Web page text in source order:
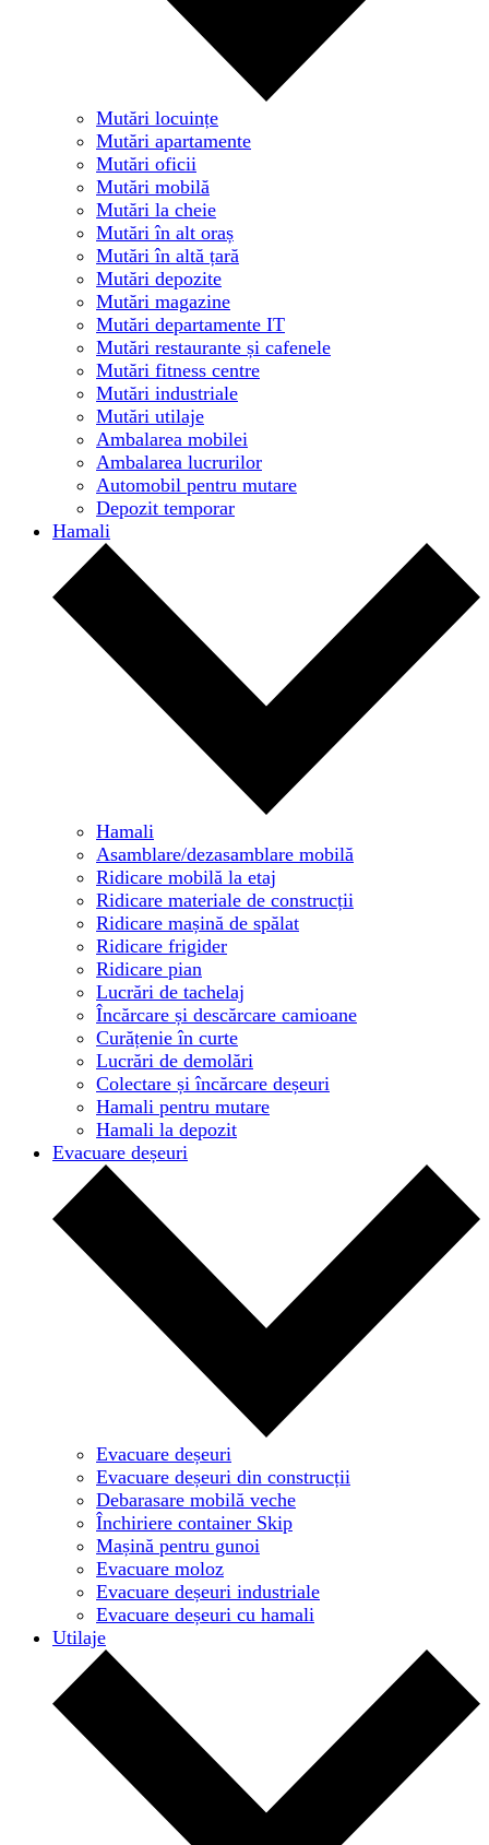
Mutări locuințe
Mutări apartamente
Mutări oficii
Mutări mobilă
Mutări la cheie
Mutări în alt oraș
Mutări în altă țară
Mutări depozite
Mutări magazine
Mutări departamente IT
Mutări restaurante și cafenele
Mutări fitness centre
Mutări industriale
Mutări utilaje
Ambalarea mobilei
Ambalarea lucrurilor
Automobil pentru mutare
Depozit temporar
Hamali
Hamali
Asamblare/dezasamblare mobilă
Ridicare mobilă la etaj
Ridicare materiale de construcții
Ridicare mașină de spălat
Ridicare frigider
Ridicare pian
Lucrări de tachelaj
Încărcare și descărcare camioane
Curățenie în curte
Lucrări de demolări
Colectare și încărcare deșeuri
Hamali pentru mutare
Hamali la depozit
Evacuare deșeuri
Evacuare deșeuri
Evacuare deșeuri din construcții
Debarasare mobilă veche
Închiriere container Skip
Mașină pentru gunoi
Evacuare moloz
Evacuare deșeuri industriale
Evacuare deșeuri cu hamali
Utilaje